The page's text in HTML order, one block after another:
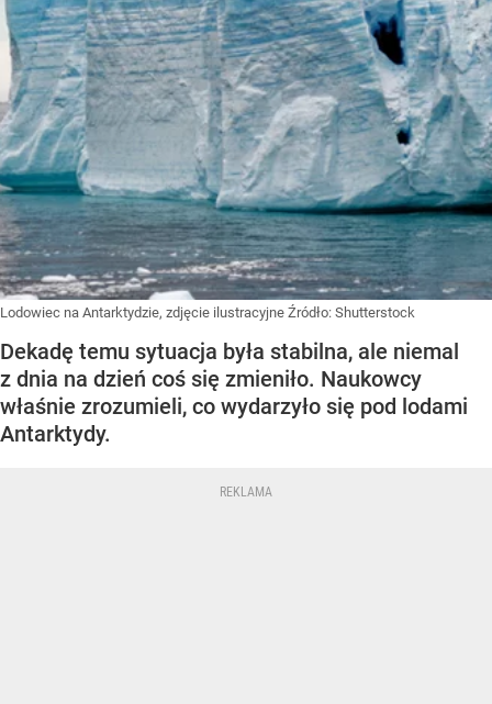
Lodowiec na Antarktydzie, zdjęcie ilustracyjne Źródło: Shutterstock
Dekadę temu sytuacja była stabilna, ale niemal
z dnia na dzień coś się zmieniło. Naukowcy
właśnie zrozumieli, co wydarzyło się pod lodami
Antarktydy.